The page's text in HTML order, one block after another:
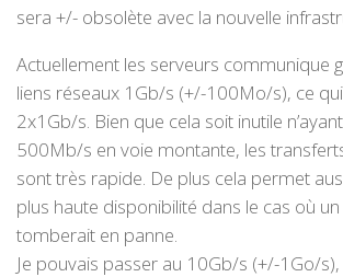
sera +/- obsolète avec la nouvelle
Actuellement les serveurs communique
liens réseaux 1Gb/s (+/-100Mo/s), ce
2x1Gb/s. Bien que cela soit inutile
500Mb/s en voie montante, les
sont très rapide. De plus cela permet
plus haute disponibilité dans le cas où
tomberait en panne.
Je pouvais passer au 10Gb/s (+/-1Go/